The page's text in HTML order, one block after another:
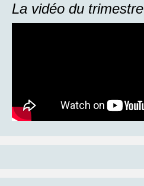
La vidéo du trimestre